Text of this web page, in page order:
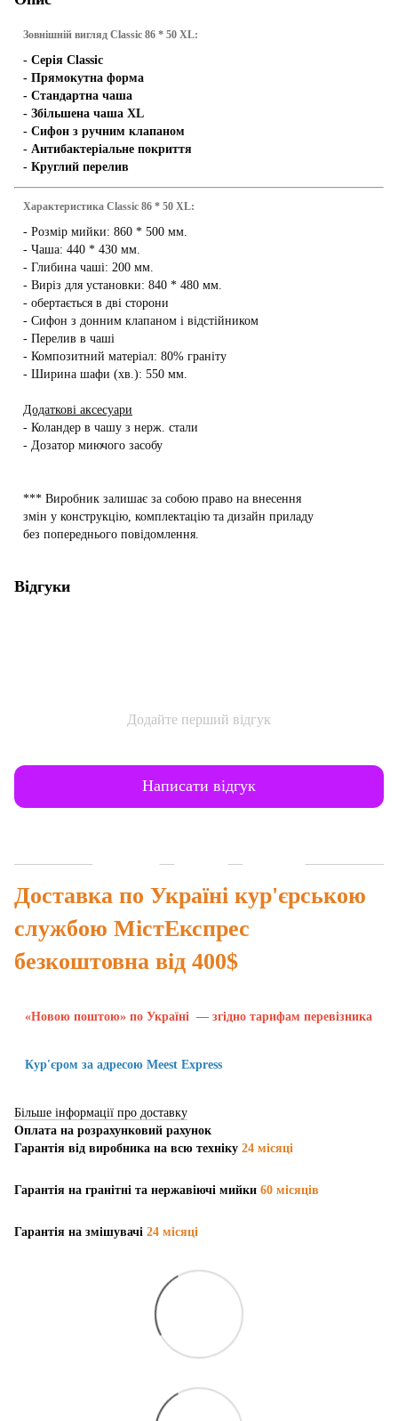
Зовнішній вигляд Classic 86 * 50 XL:
- Серія Classic
- Прямокутна форма
- Стандартна чаша
- Збільшена чаша XL
- Сифон з ручним клапаном
- Антибактеріальне покриття
- Круглий перелив
Характеристика Classic 86 * 50 XL:
- Розмір мийки: 860 * 500 мм.
- Чаша: 440 * 430 мм.
- Глибина чаші: 200 мм.
- Виріз для установки: 840 * 480 мм.
- обертається в дві сторони
- Сифон з донним клапаном і відстійником
- Перелив в чаші
- Композитний матеріал: 80% граніту
- Ширина шафи (хв.): 550 мм.
Додаткові аксесуари
- Коландер в чашу з нерж. стали
- Дозатор миючого засобу
*** Виробник залишає за собою право на внесення
змін у конструкцію, комплектацію та дизайн приладу
без попереднього повідомлення.
Відгуки
Додайте перший відгук
Написати відгук
Доставка по Україні кур'єрською
службою МістЕкспрес
безкоштовна від 400$
«Новою поштою» по Україні — згідно тарифам перевізника
Кур'єром за адресою Meest Express
Більше інформації про доставку
Оплата на розрахунковий рахунок
Гарантія від виробника на всю техніку 24 місяці
Гарантія на гранітні та нержавіючі мийки 60 місяців
Гарантія на змішувачі 24 місяці